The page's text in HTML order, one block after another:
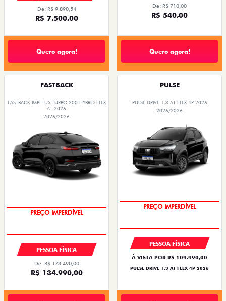
De: R$ 9.890,54
R$ 7.500,00
Quero agora!
De: R$ 710,00
R$ 540,00
Quero agora!
FASTBACK
FASTBACK IMPETUS TURBO 200 HYBRID FLEX
AT 2026
2026/2026
PREÇO IMPERDÍVEL
PESSOA FÍSICA
De: R$ 173.490,00
R$ 134.990,00
PULSE
PULSE DRIVE 1.3 AT FLEX 4P 2026
2026/2026
PREÇO IMPERDÍVEL
PESSOA FÍSICA
À VISTA POR R$ 109.990,00
PULSE DRIVE 1.3 AT FLEX 4P 2026